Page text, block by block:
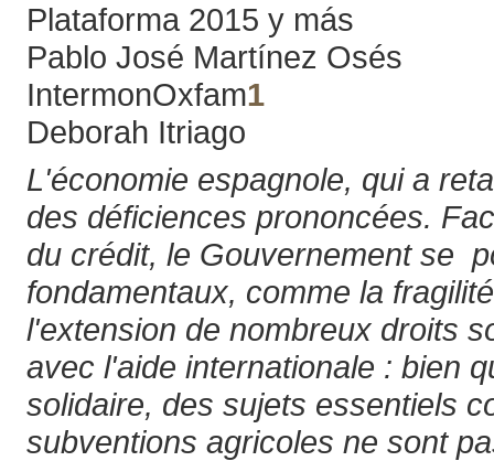
Plataforma 2015 y más
Pablo José Martínez Osés
IntermonOxfam1
Deborah Itriago
L'économie espagnole, qui a
des déficiences prononcées.
du crédit, le Gouvernement se
fondamentaux, comme la
l'extension de nombreux droits
avec l'aide internationale : bien
solidaire, des sujets essentiels
subventions agricoles ne sont